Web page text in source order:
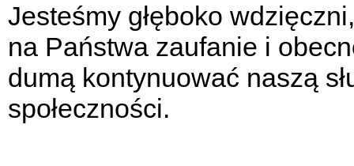
Jesteśmy głęboko
na Państwa zaufanie i
dumą kontynuować naszą
społeczności.